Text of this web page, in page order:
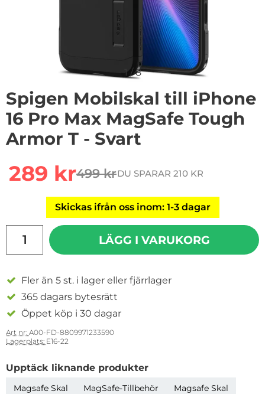
1/8
Spigen Mobilskal till iPhone
16 Pro Max MagSafe Tough
Armor T - Svart
rea pris
289 krtidigare pris
499 krDU SPARAR 210 KR
Skickas ifrån oss inom: 1-3 dagar
LÄGG I VARUKORG
Fler än 5 st. i lager eller fjärrlager
365 dagars bytesrätt
Öppet köp i 30 dagar
Art nr: A00-FD-8809971233590
Lagerplats: E16-22
Upptäck liknande produkter
Magsafe Skal MagSafe-Tillbehör
Magsafe Skal